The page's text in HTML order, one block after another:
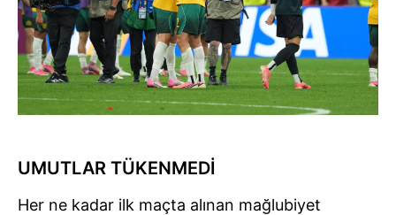
UMUTLAR TÜKENMEDİ
Her ne kadar ilk maçta alınan mağlubiyet